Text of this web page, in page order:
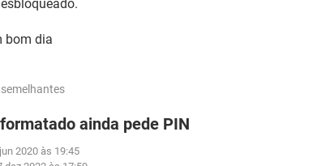
bom dia
ainda pede PIN
2020 às 19:45